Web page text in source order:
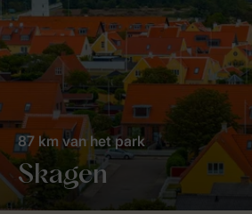
Skagen
87 km van het park